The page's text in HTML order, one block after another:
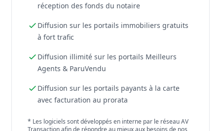
réception des fonds du notaire
Diffusion sur les portails immobiliers gratuits
à fort trafic
Diffusion illimité sur les portails Meilleurs
Agents & ParuVendu
Diffusion sur les portails payants à la carte
avec facturation au prorata
* Les logiciels sont développés en interne par le réseau AV